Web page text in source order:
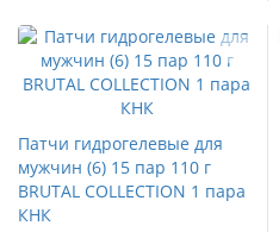
Патчи гидрогелевые для
мужчин (6) 15 пар 110 г
BRUTAL COLLECTION 1 пара
КНК